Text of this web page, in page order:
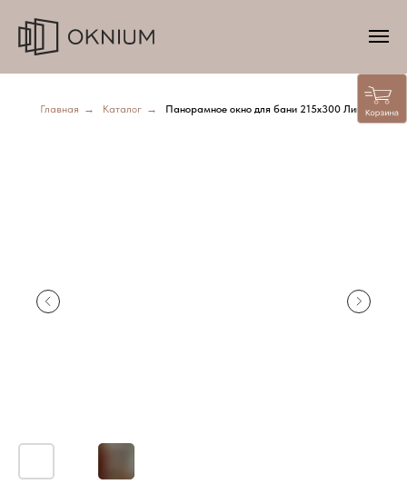
Главная → Каталог → Панорамное окно для бани 215х300 Липа